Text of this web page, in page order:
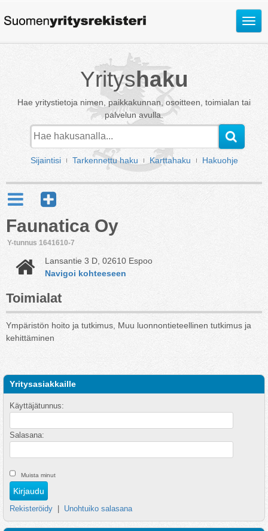
Avaa
Yrityshaku
Hae yritystietoja nimen, paikkakunnan, osoitteen, toimialan tai
palvelun avulla.
Sijaintisi Tarkennettu haku Karttahaku Hakuohje
Faunatica Oy
Y-tunnus 1641610-7
Lansantie 3 D, 02610 Espoo
Navigoi kohteeseen
Toimialat
Ympäristön hoito ja tutkimus, Muu luonnontieteellinen tutkimus ja
kehittäminen
Yritysasiakkaille
Käyttäjätunnus:
Salasana:
Muista minut
Rekisteröidy Unohtuiko salasana